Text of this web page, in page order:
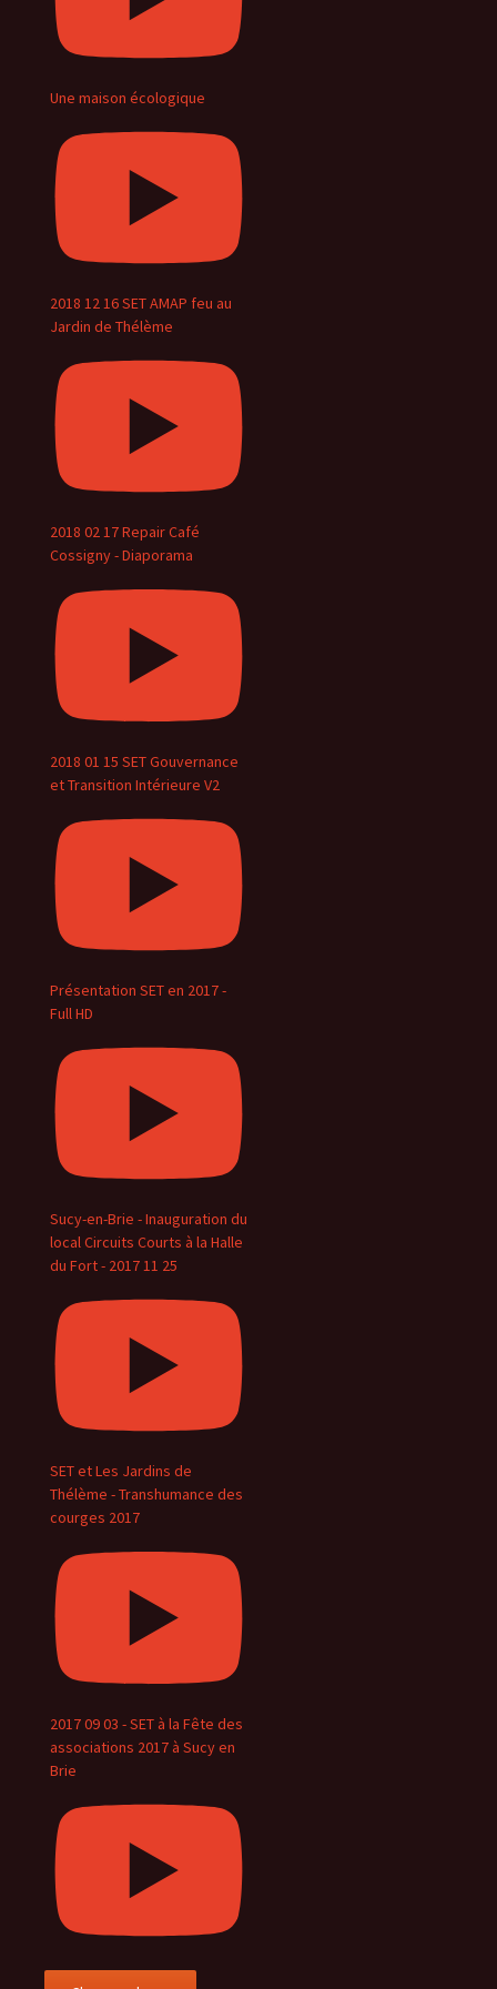
Une maison écologique
2018 12 16 SET AMAP feu au
Jardin de Thélème
2018 02 17 Repair Café
Cossigny - Diaporama
2018 01 15 SET Gouvernance
et Transition Intérieure V2
Présentation SET en 2017 -
Full HD
Sucy-en-Brie - Inauguration du
local Circuits Courts à la Halle
du Fort - 2017 11 25
SET et Les Jardins de
Thélème - Transhumance des
courges 2017
2017 09 03 - SET à la Fête des
associations 2017 à Sucy en
Brie